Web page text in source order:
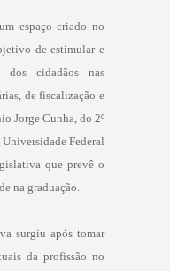
espaço criado no
de estimular e
dos cidadãos nas
de fiscalização e
Jorge Cunha, do 2º
Federal
que prevê o
na graduação.
surgiu após tomar
da profissão no